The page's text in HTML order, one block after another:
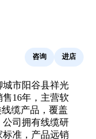
咨询 进店
城市阳谷县祥光
16年，主营软
缆产品，覆盖
公司拥有线缆研
准，产品远销